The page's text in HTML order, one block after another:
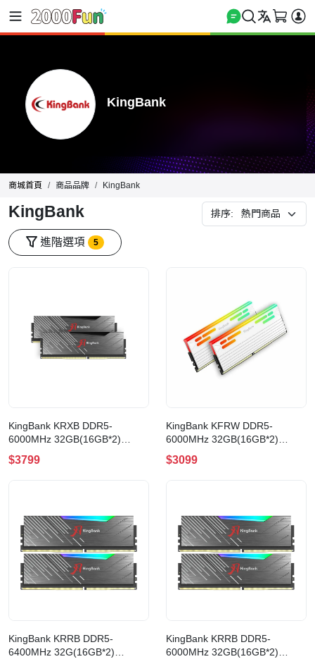
KingBank
商城首頁 商品品牌 KingBank
KingBank 排序:
進階選項 5
KingBank KRXB DDR5-
6000MHz 32GB(16GB*2)
UDIMM CL36 XMP 記憶體
(K5.01.FP05ED9406)
$3799
KingBank KFRW DDR5-
6000MHz 32GB(16GB*2)
UDIMM RGB A CL28 XMP
WHITE 記憶體
$3099
KingBank KRRB DDR5-
6400MHz 32G(16GB*2)
KingBank KRRB DDR5-
6000MHz 32GB(16GB*2)